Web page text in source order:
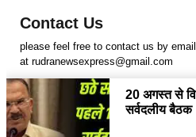
Contact Us
please feel free to contact us by email
at rudranewsexpress@gmail.com
Follow Us